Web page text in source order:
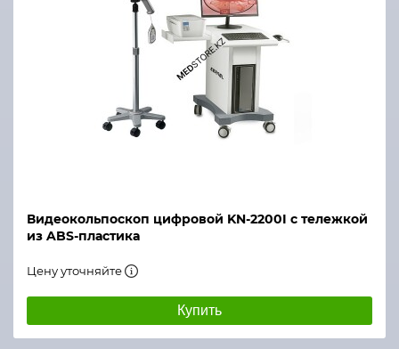
Видеокольпоскоп цифровой KN-2200I с тележкой
из ABS-пластика
Цену уточняйте
Купить